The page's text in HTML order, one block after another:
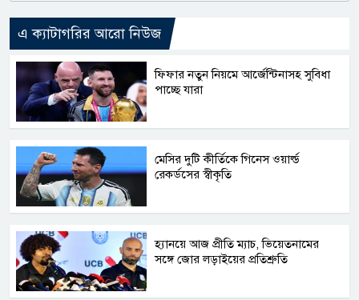
এ ক্যাটাগরির আরো নিউজ
ফিফার নতুন নিয়মে আর্জেন্টিনাসহ সুবিধা
পাচ্ছে যারা
মেসির দুটি কীর্তিকে গিনেস ওয়ার্ল্ড
রেকর্ডসের স্বীকৃতি
হ্যানয়ে আজ প্রীতি ম্যাচ, ভিয়েতনামের
সঙ্গে জোর লড়াইয়ের প্রতিশ্রুতি